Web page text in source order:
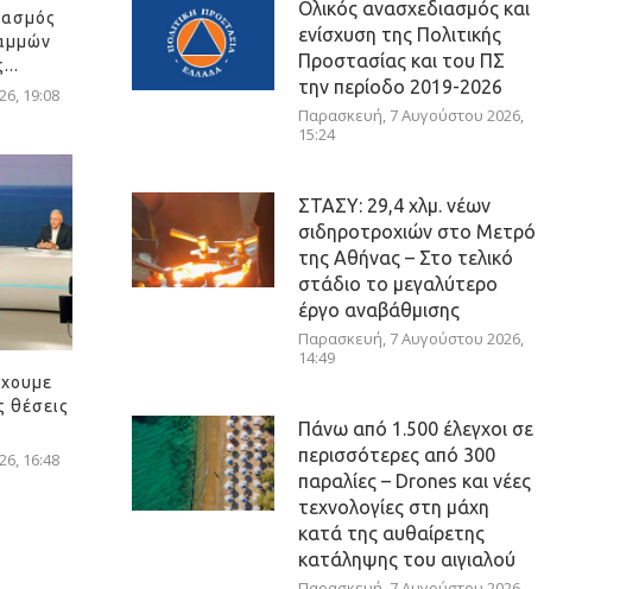
19:08
θέσεις
16:48
Ολικός ανασχεδιασμός και
ενίσχυση της Πολιτικής
Προστασίας και του ΠΣ
την περίοδο 2019-2026
Παρασκευή, 7 Αυγούστου 2026,
15:24
ΣΤΑΣΥ: 29,4 χλμ. νέων
σιδηροτροχιών στο Μετρό
της Αθήνας – Στο τελικό
στάδιο το μεγαλύτερο
έργο αναβάθμισης
Παρασκευή, 7 Αυγούστου 2026,
14:49
Πάνω από 1.500 έλεγχοι σε
περισσότερες από 300
παραλίες – Drones και νέες
τεχνολογίες στη μάχη
κατά της αυθαίρετης
κατάληψης του αιγιαλού